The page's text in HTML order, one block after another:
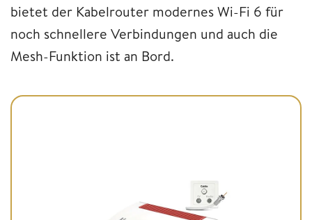
bietet der Kabelrouter modernes Wi-Fi 6 für
noch schnellere Verbindungen und auch die
Mesh-Funktion ist an Bord.